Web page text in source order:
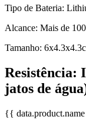
Tipo de Bateria:
Alcance: Mais de
Tamanho:
Resistência:
jatos de
{{